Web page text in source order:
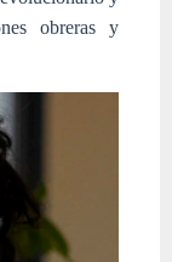
obreras y